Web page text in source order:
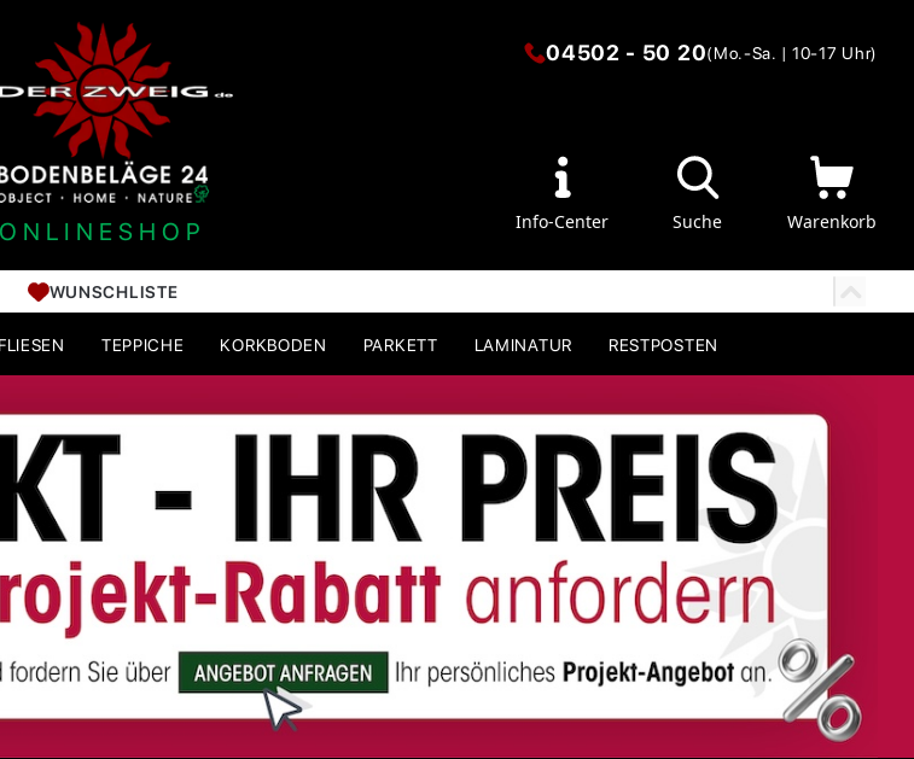
ONLINESHOP
04502 - 50 20(Mo.-Sa. | 10-17 Uhr)
Info-Center Suche Warenkorb
WUNSCHLISTE
TEPPICHE KORKBODEN PARKETT LAMINATUR RESTPOSTEN